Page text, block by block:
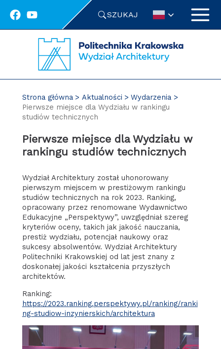
SZUKAJ
Strona główna Aktualności
Wydarzenia
Pierwsze miejsce dla Wydziału w rankingu
studiów technicznych
Pierwsze miejsce dla Wydziału w
rankingu studiów technicznych
Wydział Architektury został uhonorowany
pierwszym miejscem w prestiżowym rankingu
studiów technicznych na rok 2023. Ranking,
opracowany przez renomowane Wydawnictwo
Edukacyjne „Perspektywy”, uwzględniał szereg
kryteriów oceny, takich jak jakość nauczania,
prestiż wydziału, potencjał naukowy oraz
sukcesy absolwentów. Wydział Architektury
Politechniki Krakowskiej od lat jest znany z
doskonałej jakości kształcenia przyszłych
architektów.
Ranking:
https://2023.ranking.perspektywy.pl/ranking/ranki
ng-studiow-inzynierskich/architektura